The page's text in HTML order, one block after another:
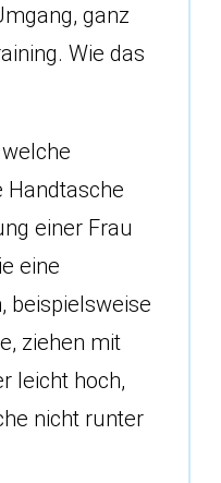
ganz
Wie das
Handtasche
einer Frau
eine
beispielsweise
ziehen mit
leicht hoch,
nicht runter